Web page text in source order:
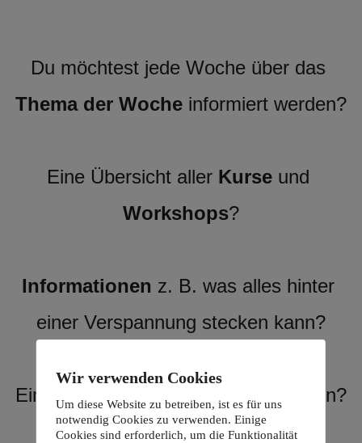
Thema der Woche informiert werden?
Eine Übersicht aller Kurse
Workshops?
Informationen z. B. was alles hinter
einer Verspannung stecken kann?
Eine ganzheitliche Sicht bekommen?
Wir verwenden Cookies
Um diese Website zu betreiben, ist es für uns
notwendig Cookies zu verwenden. Einige
Cookies sind erforderlich, um die Funktionalität